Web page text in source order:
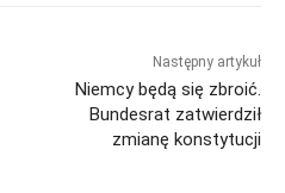
Następny artykuł
Niemcy będą się zbroić.
Bundesrat zatwierdził
zmianę konstytucji